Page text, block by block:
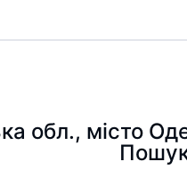
обл., місто